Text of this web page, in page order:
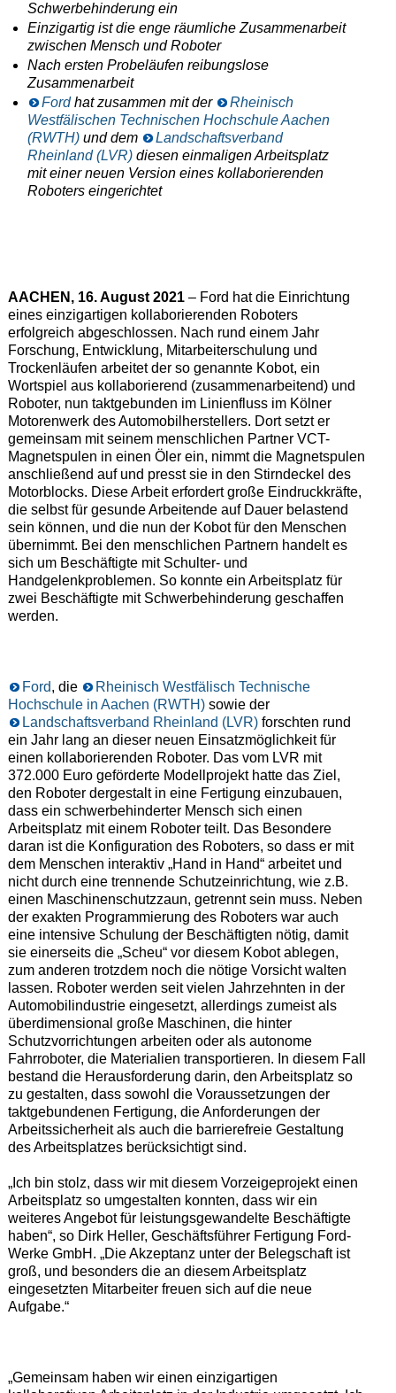
Schwerbehinderung ein
Einzigartig ist die enge räumliche Zusammenarbeit
zwischen Mensch und Roboter
Nach ersten Probeläufen reibungslose
Zusammenarbeit
Fordhat zusammen mit der
Rheinisch
Westfälischen Technischen Hochschule Aachen
(RWTH)und dem
Landschaftsverband
Rheinland (LVR)diesen einmaligen Arbeitsplatz
mit einer neuen Version eines kollaborierenden
Roboters eingerichtet
AACHEN, 16. August 2021– Ford hat die Einrichtung
eines einzigartigen kollaborierenden Roboters
erfolgreich abgeschlossen. Nach rund einem Jahr
Forschung, Entwicklung, Mitarbeiterschulung und
Trockenläufen arbeitet der so genannte Kobot, ein
Wortspiel aus kollaborierend (zusammenarbeitend) und
Roboter, nun taktgebunden im Linienfluss im Kölner
Motorenwerk des Automobilherstellers. Dort setzt er
gemeinsam mit seinem menschlichen Partner VCT-
Magnetspulen in einen Öler ein, nimmt die Magnetspulen
anschließend auf und presst sie in den Stirndeckel des
Motorblocks. Diese Arbeit erfordert große Eindruckkräfte,
die selbst für gesunde Arbeitende auf Dauer belastend
sein können, und die nun der Kobot für den Menschen
übernimmt. Bei den menschlichen Partnern handelt es
sich um Beschäftigte mit Schulter- und
Handgelenkproblemen. So konnte ein Arbeitsplatz für
zwei Beschäftigte mit Schwerbehinderung geschaffen
werden.
Ford, die
Rheinisch Westfälisch Technische
Hochschule in Aachen (RWTH)sowie der
Landschaftsverband Rheinland (LVR)forschten rund
ein Jahr lang an dieser neuen Einsatzmöglichkeit für
einen kollaborierenden Roboter. Das vom LVR mit
372.000 Euro geförderte Modellprojekt hatte das Ziel,
den Roboter dergestalt in eine Fertigung einzubauen,
dass ein schwerbehinderter Mensch sich einen
Arbeitsplatz mit einem Roboter teilt. Das Besondere
daran ist die Konfiguration des Roboters, so dass er mit
dem Menschen interaktiv „Hand in Hand“ arbeitet und
nicht durch eine trennende Schutzeinrichtung, wie z.B.
einen Maschinenschutzzaun, getrennt sein muss. Neben
der exakten Programmierung des Roboters war auch
eine intensive Schulung der Beschäftigten nötig, damit
sie einerseits die „Scheu“ vor diesem Kobot ablegen,
zum anderen trotzdem noch die nötige Vorsicht walten
lassen. Roboter werden seit vielen Jahrzehnten in der
Automobilindustrie eingesetzt, allerdings zumeist als
überdimensional große Maschinen, die hinter
Schutzvorrichtungen arbeiten oder als autonome
Fahrroboter, die Materialien transportieren. In diesem Fall
bestand die Herausforderung darin, den Arbeitsplatz so
zu gestalten, dass sowohl die Voraussetzungen der
taktgebundenen Fertigung, die Anforderungen der
Arbeitssicherheit als auch die barrierefreie Gestaltung
des Arbeitsplatzes berücksichtigt sind.
„Ich bin stolz, dass wir mit diesem Vorzeigeprojekt einen
Arbeitsplatz so umgestalten konnten, dass wir ein
weiteres Angebot für leistungsgewandelte Beschäftigte
haben“, so Dirk Heller, Geschäftsführer Fertigung Ford-
Werke GmbH. „Die Akzeptanz unter der Belegschaft ist
groß, und besonders die an diesem Arbeitsplatz
eingesetzten Mitarbeiter freuen sich auf die neue
Aufgabe.“
„Gemeinsam haben wir einen einzigartigen